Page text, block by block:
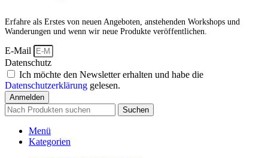
Erfahre als Erstes von neuen Angeboten, anstehenden Workshops und
Wanderungen und wenn wir neue Produkte veröffentlichen.
E-Mail
Datenschutz
Ich möchte den Newsletter erhalten und habe die
Datenschutzerklärung gelesen.
Anmelden
Suchen
Menü
Kategorien